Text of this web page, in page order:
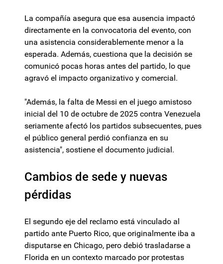
La compañía asegura que esa ausencia impactó
directamente en la convocatoria del evento, con
una asistencia considerablemente menor a la
esperada. Además, cuestiona que la decisión se
comunicó pocas horas antes del partido, lo que
agravó el impacto organizativo y comercial.
"Además, la falta de Messi en el juego amistoso
inicial del 10 de octubre de 2025 contra Venezuela
seriamente afectó los partidos subsecuentes, pues
el público general perdió confianza en su
asistencia", sostiene el documento judicial.
Cambios de sede y nuevas
pérdidas
El segundo eje del reclamo está vinculado al
partido ante Puerto Rico, que originalmente iba a
disputarse en Chicago, pero debió trasladarse a
Florida en un contexto marcado por protestas